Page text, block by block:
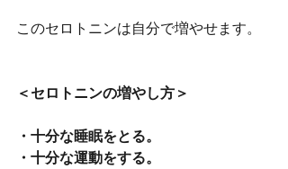
このセロトニンは自分で増やせます。
＜セロトニンの増やし方＞
・十分な睡眠をとる。
・十分な運動をする。